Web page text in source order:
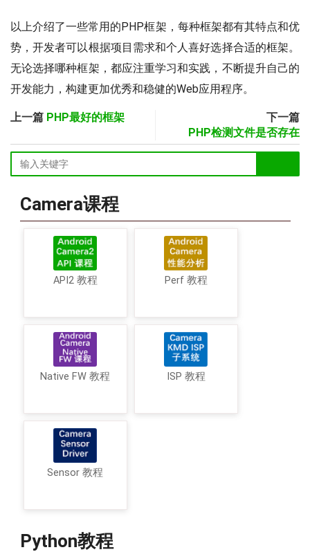
以上介绍了一些常用的PHP框架，每种框架都有其特点和优
势，开发者可以根据项目需求和个人喜好选择合适的框架。
无论选择哪种框架，都应注重学习和实践，不断提升自己的
开发能力，构建更加优秀和稳健的Web应用程序。
上一篇 PHP最好的框架
下一篇
PHP检测文件是否存在
Camera课程
API2 教程 Perf 教程
Native FW 教程 ISP 教程
Sensor 教程
Python教程